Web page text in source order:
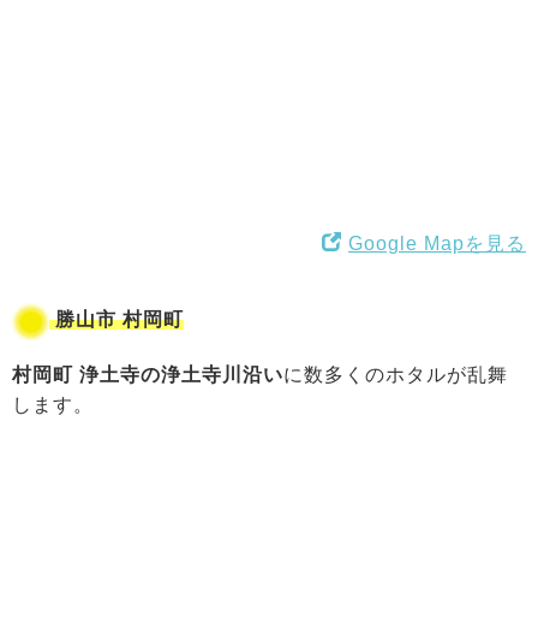
Google Mapを見る
勝山市 村岡町
村岡町 浄土寺の浄土寺川沿いに数多くのホタルが乱舞
します。